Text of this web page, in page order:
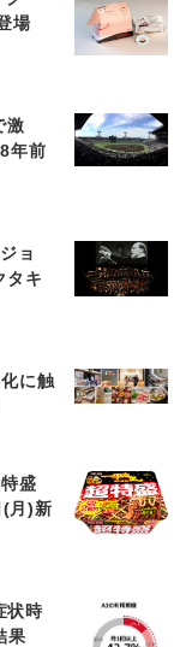
場
激
年前
ョ
タキ
に触
盛
月)新
状時
果